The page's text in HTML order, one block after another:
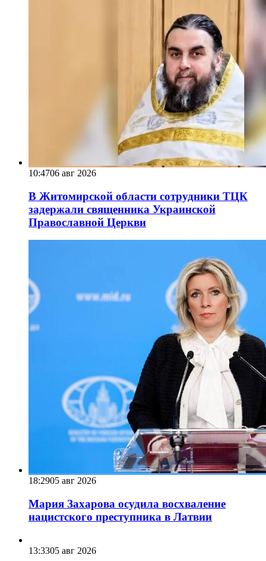
10:4706 авг 2026
В Житомирской области сотрудники ТЦК
задержали священника Украинской
Православной Церкви
18:2905 авг 2026
Мария Захарова осудила восхваление
нацистского преступника в Латвии
13:3305 авг 2026